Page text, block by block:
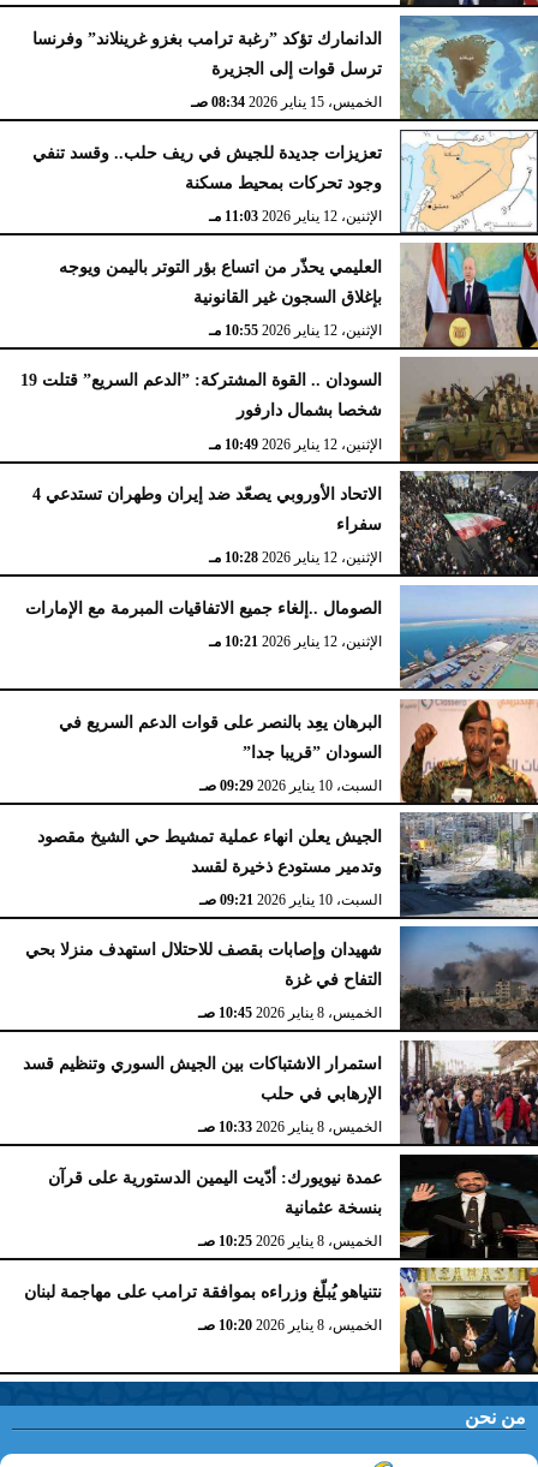
الدانمارك تؤكد ”رغبة ترامب بغزو غرينلاند” وفرنسا
ترسل قوات إلى الجزيرة
الخميس، 15 يناير 2026 08:34 صـ
تعزيزات جديدة للجيش في ريف حلب.. وقسد تنفي
وجود تحركات بمحيط مسكنة
الإثنين، 12 يناير 2026 11:03 مـ
العليمي يحذّر من اتساع بؤر التوتر باليمن ويوجه
بإغلاق السجون غير القانونية
الإثنين، 12 يناير 2026 10:55 مـ
السودان .. القوة المشتركة: ”الدعم السريع” قتلت 19
شخصا بشمال دارفور
الإثنين، 12 يناير 2026 10:49 مـ
الاتحاد الأوروبي يصعّد ضد إيران وطهران تستدعي 4
سفراء
الإثنين، 12 يناير 2026 10:28 مـ
الصومال ..إلغاء جميع الاتفاقيات المبرمة مع الإمارات
الإثنين، 12 يناير 2026 10:21 مـ
البرهان يعِد بالنصر على قوات الدعم السريع في
السودان ”قريبا جدا”
السبت، 10 يناير 2026 09:29 صـ
الجيش يعلن انهاء عملية تمشيط حي الشيخ مقصود
وتدمير مستودع ذخيرة لقسد
السبت، 10 يناير 2026 09:21 صـ
شهيدان وإصابات بقصف للاحتلال استهدف منزلا بحي
التفاح في غزة
الخميس، 8 يناير 2026 10:45 صـ
استمرار الاشتباكات بين الجيش السوري وتنظيم قسد
الإرهابي في حلب
الخميس، 8 يناير 2026 10:33 صـ
عمدة نيويورك: أدّيت اليمين الدستورية على قرآن
بنسخة عثمانية
الخميس، 8 يناير 2026 10:25 صـ
نتنياهو يُبلّغ وزراءه بموافقة ترامب على مهاجمة لبنان
الخميس، 8 يناير 2026 10:20 صـ
من نحن